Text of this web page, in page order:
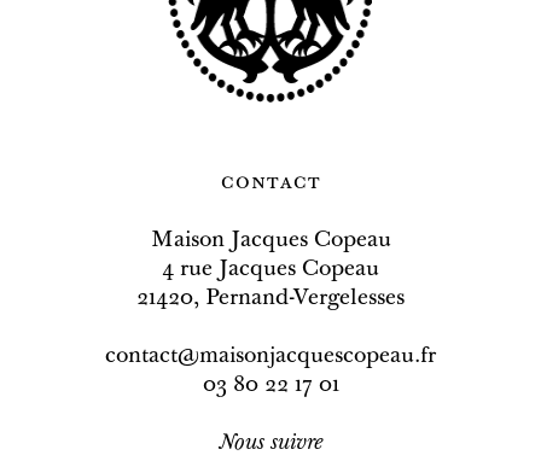
contact
Maison Jacques Copeau
4 rue Jacques Copeau
21420, Pernand-Vergelesses
contact@maisonjacquescopeau.fr
03 80 22 17 01
Nous suivre